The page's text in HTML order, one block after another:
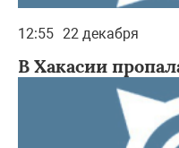
12:55 22 декабря
В Хакасии